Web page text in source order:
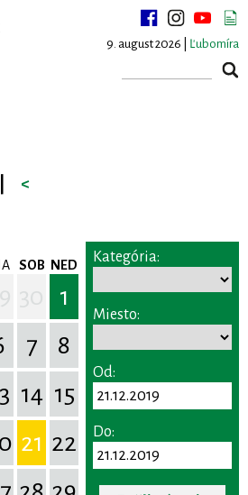
9. august 2026 | Ľubomíra
<
SOB NED
1
7
8
14 15
21 22
Kategória:
Miesto:
Od:
Do: